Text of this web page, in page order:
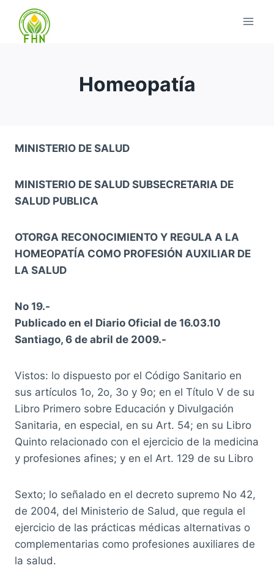
Homeopatía
MINISTERIO DE SALUD
MINISTERIO DE SALUD SUBSECRETARIA DE
SALUD PUBLICA
OTORGA RECONOCIMIENTO Y REGULA A LA
HOMEOPATÍA COMO PROFESIÓN AUXILIAR DE
LA SALUD
No 19.-
Publicado en el Diario Oficial de 16.03.10
Santiago, 6 de abril de 2009.-
Vistos: lo dispuesto por el Código Sanitario en
sus artículos 1o, 2o, 3o y 9o; en el Título V de su
Libro Primero sobre Educación y Divulgación
Sanitaria, en especial, en su Art. 54; en su Libro
Quinto relacionado con el ejercicio de la medicina
y profesiones afines; y en el Art. 129 de su Libro
Sexto; lo señalado en el decreto supremo No 42,
de 2004, del Ministerio de Salud, que regula el
ejercicio de las prácticas médicas alternativas o
complementarias como profesiones auxiliares de
la salud.